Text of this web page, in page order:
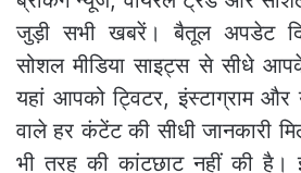
जुड़ी सभी खबरें। बैतूल अपडेट
सोशल मीडिया साइट्स से सीधे
यहां आपको ट्विटर, इंस्टाग्राम और
वाले हर कंटेंट की सीधी जानकारी
भी तरह की कांटछाट नहीं की है।